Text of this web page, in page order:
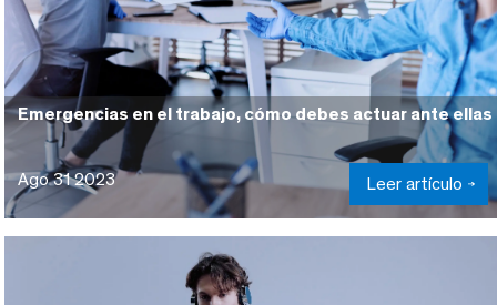
Emergencias en el trabajo, cómo debes actuar ante ellas
Ago 31 2023 Leer artículo